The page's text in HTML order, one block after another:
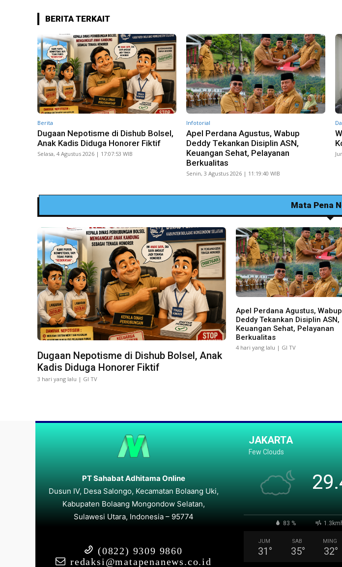
BERITA TERKAIT
Berita
Dugaan Nepotisme di Dishub Bolsel,
Anak Kadis Diduga Honorer Fiktif
Selasa, 4 Agustus 2026 | 17:07:53 WIB
Infotorial
Apel Perdana Agustus, Wabup
Deddy Tekankan Disiplin ASN,
Keuangan Sehat, Pelayanan
Berkualitas
Senin, 3 Agustus 2026 | 11:19:40 WIB
Mata Pena
Dugaan Nepotisme di Dishub Bolsel, Anak
Kadis Diduga Honorer Fiktif
3 hari yang lalu | GI TV
Apel Perdana Agustus, Wabup
Deddy Tekankan Disiplin ASN,
Keuangan Sehat, Pelayanan
Berkualitas
4 hari yang lalu | GI TV
PT Sahabat Adhitama Online
Dusun IV, Desa Salongo, Kecamatan Bolaang Uki,
Kabupaten Bolaang Mongondow Selatan,
Sulawesi Utara, Indonesia – 95774
(0822) 9309 9860
redaksi@matapenanews.co.id
JAKARTA
Few Clouds
83 %
JUM
31 °
SAB
35°
MING
32°